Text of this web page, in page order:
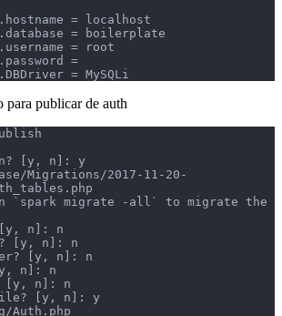
= localhost
= boilerplate
= root
=
= MySQLi
para publicar de auth
[y, n]: y
[y, n]: n
[y, n]: n
[y, n]: n
n]: n
[y, n]: n
[y, n]: y